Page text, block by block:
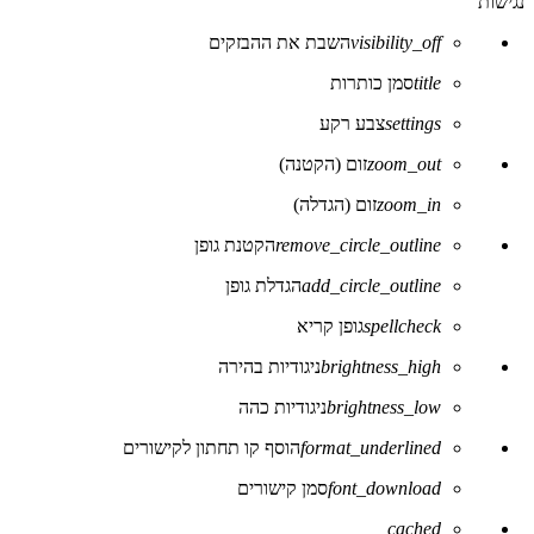
סרגל
של
visibility_offהשבת את ההבזקים
titleסמן כותרות
settingsצבע רקע
zoom_outזום (הקטנה)
zoom_inזום (הגדלה)
remove_circle_outlineהקטנת גופן
add_circle_outlineהגדלת גופן
spellcheckגופן קריא
brightness_highניגודיות בהירה
brightness_lowניגודיות כהה
format_underlinedהוסף קו תחתון לקישורים
font_downloadסמן קישורים
לאפס
cached